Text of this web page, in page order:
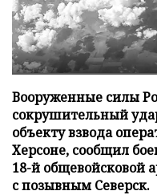
Вооруженные силы
сокрушительный
объекту взвода
Херсоне, сообщил
18-й общевойсковой
с позывным Северск.